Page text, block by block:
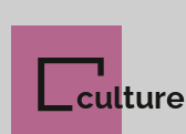
culture